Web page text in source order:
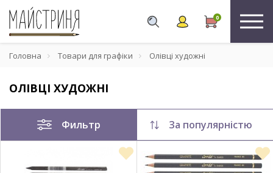
0
Головна Товари для графіки Олівці художні
ОЛІВЦІ ХУДОЖНІ
Фильтр За популярністю